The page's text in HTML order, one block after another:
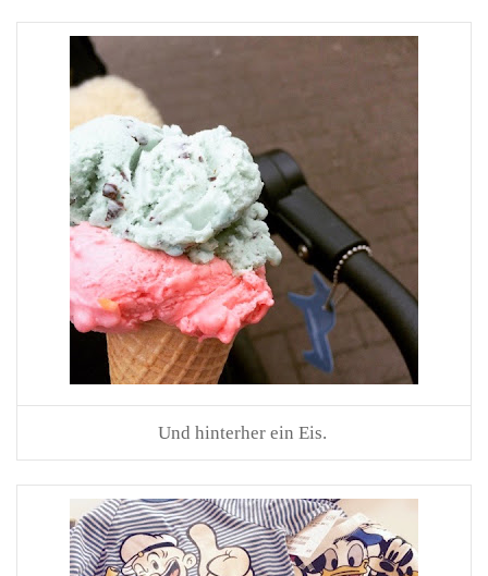
Und hinterher ein Eis.